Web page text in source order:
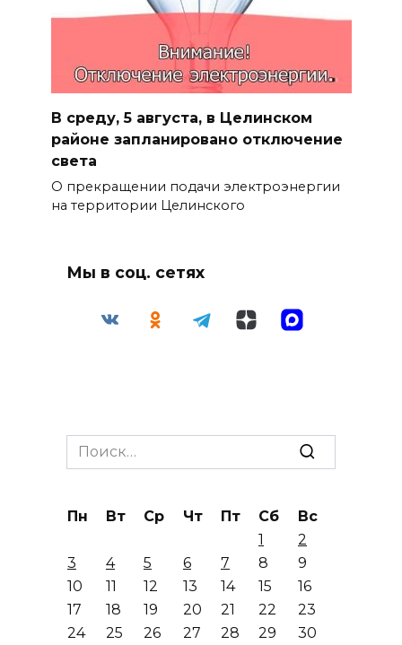
В среду, 5 августа, в Целинском
районе запланировано отключение
света
О прекращении подачи электроэнергии
на территории Целинского
Мы в соц. сетях
Search
for:
Пн Вт Ср Чт Пт Сб
Вс
1
2
3
4 5 6 7 8
9
10
11 12 13 14 15
16
17
18 19 20 21 22
23
24
25 26 27 28 29
30